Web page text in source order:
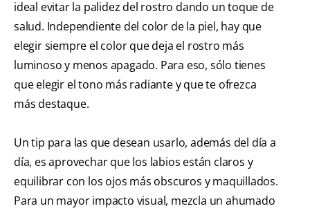
ideal evitar la palidez del rostro dando un toque de
salud. Independiente del color de la piel, hay que
elegir siempre el color que deja el rostro más
luminoso y menos apagado. Para eso, sólo tienes
que elegir el tono más radiante y que te ofrezca
más destaque.
Un tip para las que desean usarlo, además del día a
día, es aprovechar que los labios están claros y
equilibrar con los ojos más obscuros y maquillados.
Para un mayor impacto visual, mezcla un ahumado